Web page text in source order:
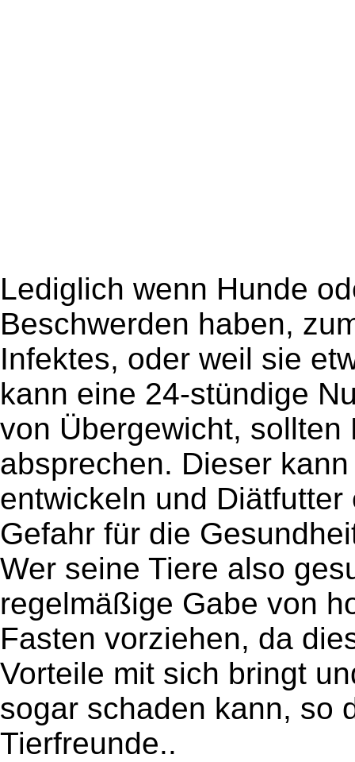
Lediglich wenn Hunde
Beschwerden haben,
Infektes, oder weil sie
kann eine 24-stündige
von Übergewicht, sollten
absprechen. Dieser
entwickeln und
Gefahr für die
Wer seine Tiere also
regelmäßige Gabe von
Fasten vorziehen, da
Vorteile mit sich bringt
sogar schaden kann, so
Tierfreunde..